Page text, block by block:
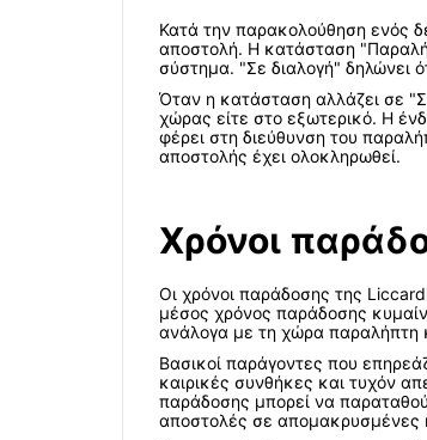
Κατά την παρακολούθηση ενός
αποστολή. Η κατάσταση
σύστημα. "Σε διαλογή" δηλώνει
Όταν η κατάσταση αλλάζει σε
χώρας είτε στο εξωτερικό. Η
φέρει στη διεύθυνση του
αποστολής έχει ολοκληρωθεί.
Χρόνοι
Οι χρόνοι παράδοσης της
μέσος χρόνος παράδοσης
ανάλογα με τη χώρα παραλήπτη
Βασικοί παράγοντες που
καιρικές συνθήκες και τυχόν
παράδοσης μπορεί να
αποστολές σε απομακρυσμένες